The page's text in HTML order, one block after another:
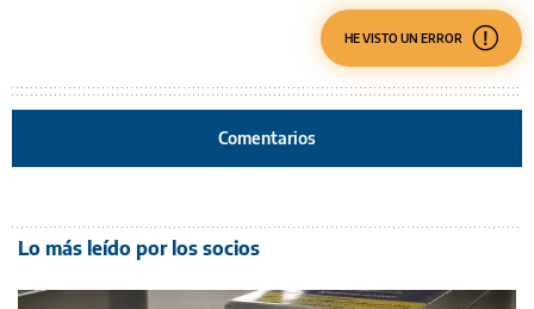
HE VISTO UN ERROR
Comentarios
Lo más leído por los socios